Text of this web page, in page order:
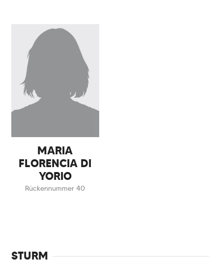
MARIA
FLORENCIA DI
YORIO
Rückennummer 40
STURM